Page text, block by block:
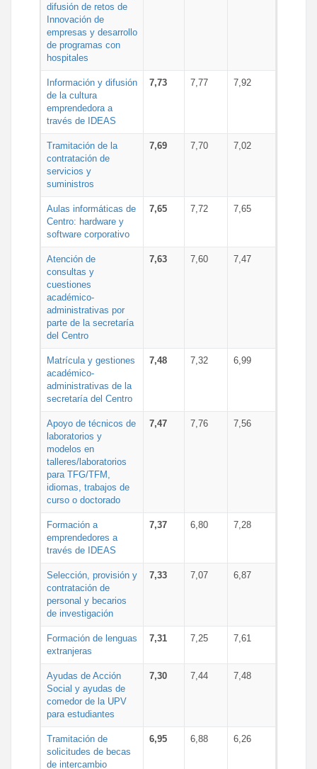
difusión de retos de
Innovación de
empresas y desarrollo
de programas con
hospitales
Información y difusión
de la cultura
emprendedora a
través de IDEAS
7,73 7,77 7,92
Tramitación de la
contratación de
servicios y
suministros
7,69 7,70 7,02
Aulas informáticas de
Centro: hardware y
software corporativo
7,65 7,72 7,65
Atención de
consultas y
cuestiones
académico-
administrativas por
parte de la secretaría
del Centro
7,63 7,60 7,47
Matrícula y gestiones
académico-
administrativas de la
secretaría del Centro
7,48 7,32 6,99
Apoyo de técnicos de
laboratorios y
modelos en
talleres/laboratorios
para TFG/TFM,
idiomas, trabajos de
curso o doctorado
7,47 7,76 7,56
Formación a
emprendedores a
través de IDEAS
7,37 6,80 7,28
Selección, provisión y
contratación de
personal y becarios
de investigación
7,33 7,07 6,87
Formación de lenguas
extranjeras
7,31 7,25 7,61
Ayudas de Acción
Social y ayudas de
comedor de la UPV
para estudiantes
7,30 7,44 7,48
Tramitación de
solicitudes de becas
de intercambio
6,95 6,88 6,26